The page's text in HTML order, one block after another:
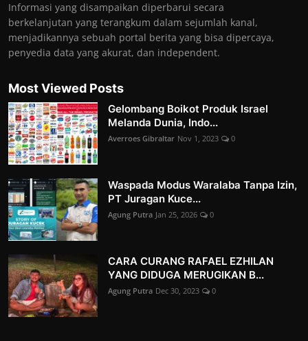
Informasi yang disampaikan diperbarui secara
berkelanjutan yang terangkum dalam sejumlah kanal,
menjadikannya sebuah portal berita yang bisa dipercaya,
penyedia data yang akurat, dan independent.
Most Viewed Posts
Gelombang Boikot Produk Israel
Melanda Dunia, Indo...
Averroes Gibraltar Nov 1, 2023 0
Waspada Modus Waralaba Tanpa Izin,
PT Juragan Kuce...
Agung Putra Jan 25, 2026 0
CARA CURANG RAFAEL EZHILAN
YANG DIDUGA MERUGIKAN B...
Agung Putra Dec 30, 2023 0